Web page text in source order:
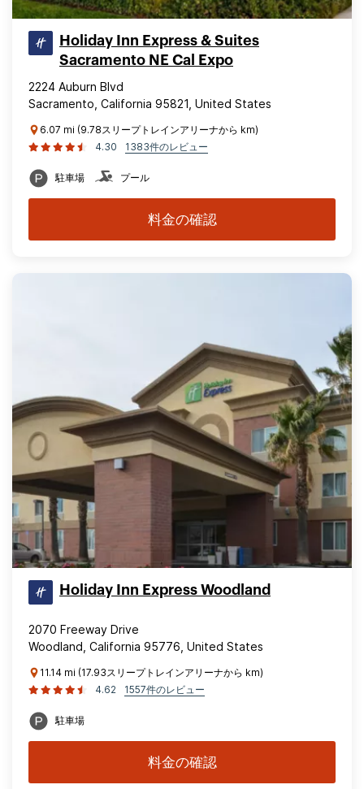
Holiday Inn Express & Suites
Sacramento NE Cal Expo
2224 Auburn Blvd
Sacramento, California 95821, United States
6.07 mi (9.78スリープトレインアリーナから km)
4.30
1383件のレビュー
駐車場 プール
料金の確認
Holiday Inn Express Woodland
2070 Freeway Drive
Woodland, California 95776, United States
11.14 mi (17.93スリープトレインアリーナから km)
4.62
1557件のレビュー
駐車場
料金の確認